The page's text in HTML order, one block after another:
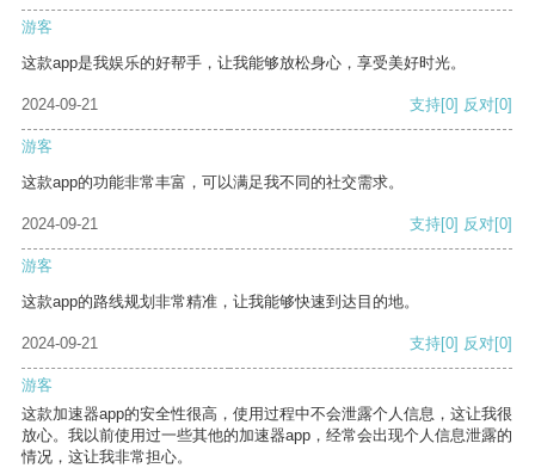
游客
这款app是我娱乐的好帮手，让我能够放松身心，享受美好时光。
2024-09-21 支持[0] 反对[0]
游客
这款app的功能非常丰富，可以满足我不同的社交需求。
2024-09-21 支持[0] 反对[0]
游客
这款app的路线规划非常精准，让我能够快速到达目的地。
2024-09-21 支持[0] 反对[0]
游客
这款加速器app的安全性很高，使用过程中不会泄露个人信息，这让我很
放心。我以前使用过一些其他的加速器app，经常会出现个人信息泄露的
情况，这让我非常担心。